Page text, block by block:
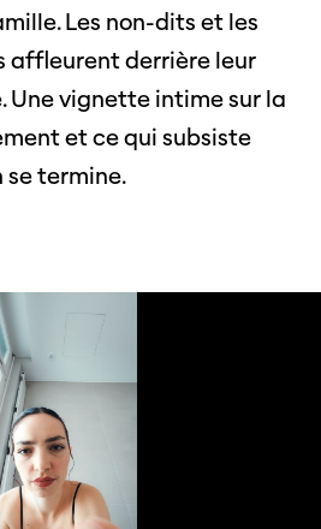
Les non-dits et les
affleurent derrière leur
vignette intime sur la
et ce qui subsiste
termine.